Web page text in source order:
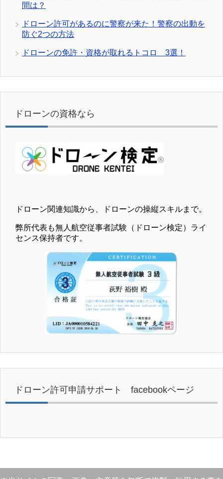
間は？
ドローン許可があるのに警察が来た！警察の出動を
防ぐ2つの方法
ドローンの免許・資格が取れるトコロ 3選！
ドローンの資格なら
ドローン関連知識から、ドローンの操縦スキルまで。
弊所代表も無人航空従事者試験（ドローン検定）ライ
センス保持者です。
ドローン許可申請サポート facebookページ